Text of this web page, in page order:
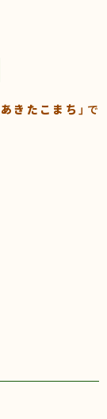
あきたこまち 」で